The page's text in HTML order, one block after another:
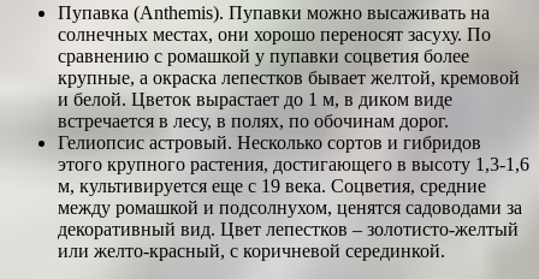
Пупавка (Anthemis). Пупавки можно высаживать на
солнечных местах, они хорошо переносят засуху. По
сравнению с ромашкой у пупавки соцветия более
крупные, а окраска лепестков бывает желтой, кремовой
и белой. Цветок вырастает до 1 м, в диком виде
встречается в лесу, в полях, по обочинам дорог.
Гелиопсис астровый. Несколько сортов и гибридов
этого крупного растения, достигающего в высоту 1,3-1,6
м, культивируется еще с 19 века. Соцветия, средние
между ромашкой и подсолнухом, ценятся садоводами за
декоративный вид. Цвет лепестков – золотисто-желтый
или желто-красный, с коричневой серединкой.